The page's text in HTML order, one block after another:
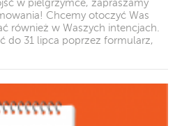
w pielgrzymce, zapraszamy
Chcemy otoczyć Was
również w Waszych intencjach.
do 31 lipca poprzez formularz,